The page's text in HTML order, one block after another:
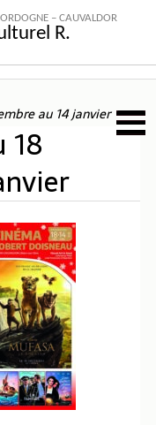
– CAUVALDOR
R.
au 14 janvier
18